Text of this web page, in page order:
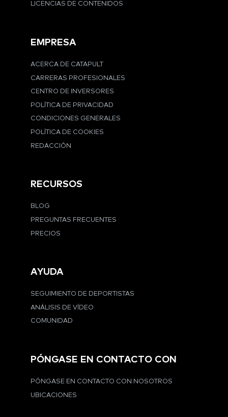
LICENCIAS DE CONTENIDOS
EMPRESA
ACERCA DE CATAPULT
CARRERAS PROFESIONALES
CENTRO DE INVERSORES
POLÍTICA DE PRIVACIDAD
CONDICIONES GENERALES
POLÍTICA DE COOKIES
REDACCIÓN
RECURSOS
BLOG
PREGUNTAS FRECUENTES
PRECIOS
AYUDA
SEGUIMIENTO DE DEPORTISTAS
ANÁLISIS DE VÍDEO
COMUNIDAD
PÓNGASE EN CONTACTO CON
PÓNGASE EN CONTACTO CON NOSOTROS
UBICACIONES